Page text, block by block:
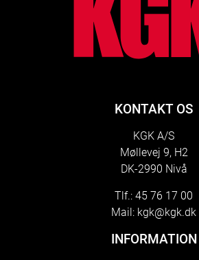
KONTAKT OS
KGK A/S
Møllevej 9, H2
DK-2990 Nivå
Tlf.: 45 76 17 00
Mail: kgk@kgk.dk
INFORMATION